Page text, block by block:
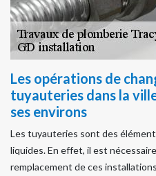
Les opérations de
tuyauteries dans la
ses environs
Les tuyauteries sont des
liquides. En effet, il est
remplacement de ces